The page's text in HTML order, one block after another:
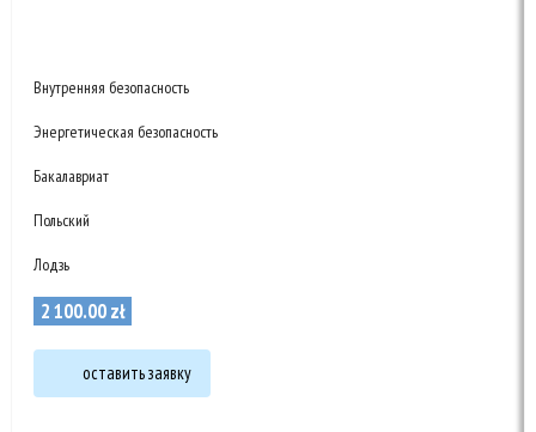
Внутренняя безопасность
Энергетическая безопасность
Бакалавриат
Польский
Лодзь
2 100.00zł
оставить заявку